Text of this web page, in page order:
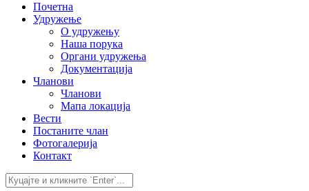
Почетна
Удружење
O удружењу
Наша порука
Органи удружења
Документација
Чланови
Чланови
Мапа локација
Вести
Постаните члан
Фотогалерија
Контакт